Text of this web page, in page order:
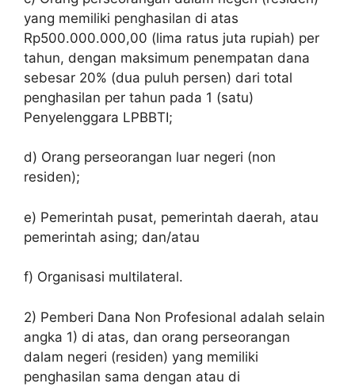
yang memiliki penghasilan di atas
Rp500.000.000,00 (lima ratus juta rupiah) per
tahun, dengan maksimum penempatan dana
sebesar 20% (dua puluh persen) dari total
penghasilan per tahun pada 1 (satu)
Penyelenggara LPBBTI;
d) Orang perseorangan luar negeri (non
residen);
e) Pemerintah pusat, pemerintah daerah, atau
pemerintah asing; dan/atau
f) Organisasi multilateral.
2) Pemberi Dana Non Profesional adalah selain
angka 1) di atas, dan orang perseorangan
dalam negeri (residen) yang memiliki
penghasilan sama dengan atau di